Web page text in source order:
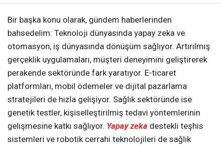
Bir başka konu olarak, gündem haberlerinden
bahsedelim: Teknoloji dünyasında yapay zeka ve
otomasyon, iş dünyasında dönüşüm sağlıyor. Artırılmış
gerçeklik uygulamaları, müşteri deneyimini geliştirerek
perakende sektöründe fark yaratıyor. E-ticaret
platformları, mobil ödemeler ve dijital pazarlama
stratejileri de hızla gelişiyor. Sağlık sektöründe ise
genetik testler, kişiselleştirilmiş tedavi yöntemlerinin
gelişmesine katkı sağlıyor. Yapay zeka destekli teşhis
sistemleri ve robotik cerrahi teknolojileri de sağlık